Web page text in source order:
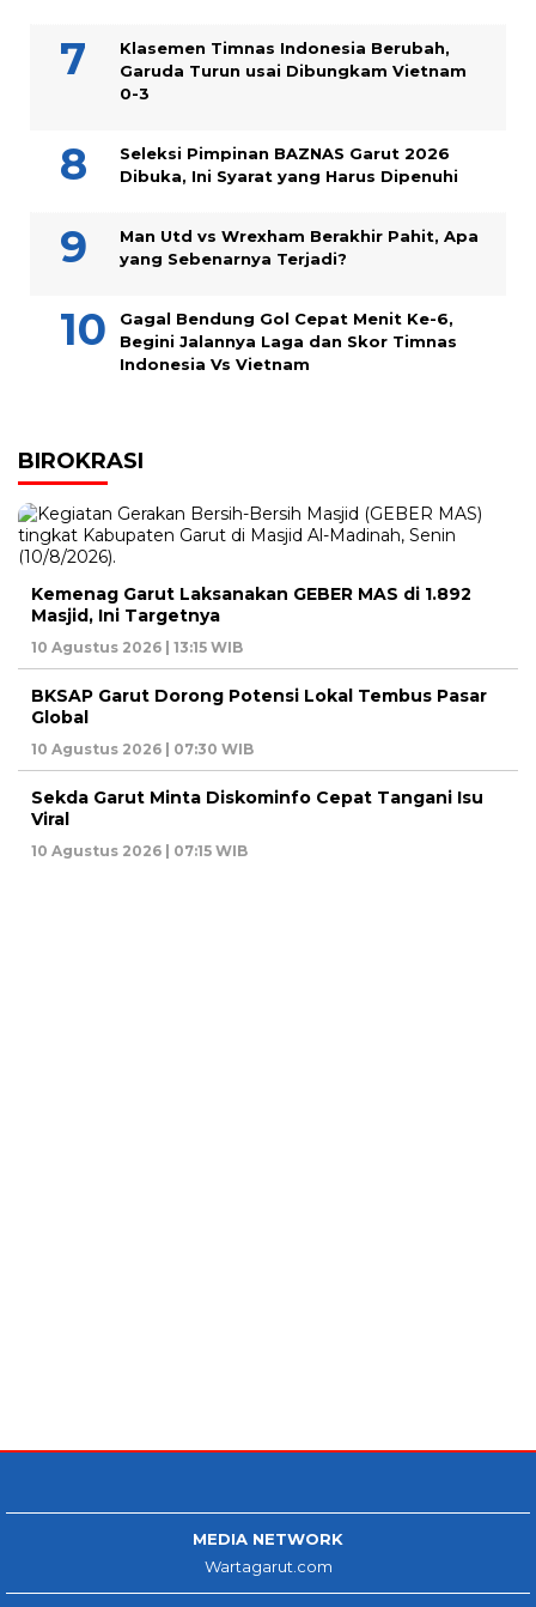
Klasemen Timnas Indonesia Berubah,
Garuda Turun usai Dibungkam Vietnam
0-3
Seleksi Pimpinan BAZNAS Garut 2026
Dibuka, Ini Syarat yang Harus Dipenuhi
Man Utd vs Wrexham Berakhir Pahit, Apa
yang Sebenarnya Terjadi?
Gagal Bendung Gol Cepat Menit Ke-6,
Begini Jalannya Laga dan Skor Timnas
Indonesia Vs Vietnam
BIROKRASI
Kemenag Garut Laksanakan GEBER MAS di 1.892
Masjid, Ini Targetnya
10 Agustus 2026 | 13:15 WIB
BKSAP Garut Dorong Potensi Lokal Tembus Pasar
Global
10 Agustus 2026 | 07:30 WIB
Sekda Garut Minta Diskominfo Cepat Tangani Isu
Viral
10 Agustus 2026 | 07:15 WIB
MEDIA NETWORK
Wartagarut.com